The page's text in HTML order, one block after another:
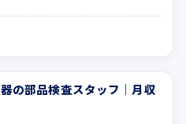
の部品検査スタッフ｜月収